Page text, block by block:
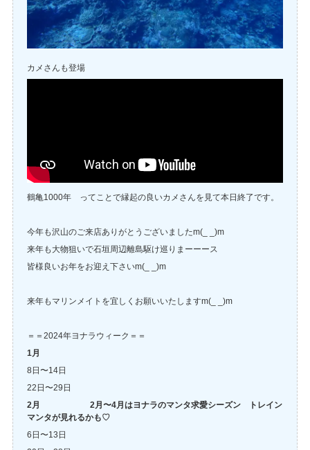
カメさんも登場
鶴亀1000年 ってことで縁起の良いカメさんを見て本日終了です。
今年も沢山のご来店ありがとうございましたm(_ _)m
来年も大物狙いで石垣周辺離島駆け巡りまーーース
皆様良いお年をお迎え下さいm(_ _)m
来年もマリンメイトを宜しくお願いいたしますm(_ _)m
＝＝2024年ヨナラウィーク＝＝
1月
8日〜14日
22日〜29日
2月 2月〜4月はヨナラのマンタ求愛シーズン トレイン
マンタが見れるかも♡
6日〜13日